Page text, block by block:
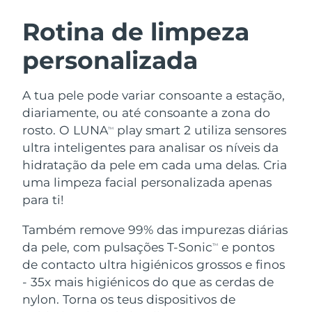
Rotina de limpeza
personalizada
A tua pele pode variar consoante a estação,
diariamente, ou até consoante a zona do
rosto. O LUNATM
play smart 2 utiliza sensores
ultra inteligentes para analisar os níveis da
hidratação da pele em cada uma delas. Cria
uma limpeza facial personalizada apenas
para ti!
Também remove 99% das impurezas diárias
da pele, com pulsações T-SonicTM
e pontos
de contacto ultra higiénicos grossos e finos
- 35x mais higiénicos do que as cerdas de
nylon. Torna os teus dispositivos de
LUNA™ 4 kit
Anti-aging massage
LUNA™ 4 Plus
LUNA™ 4 Men
For men, anti-aging massage
BEAR™ 2 kit
Microcurrent toning
BEAR™ 2 go
BEAR™ 2 eyes & lips
Microcurrent line smoothing device
Hidratação
UFO™ 3 kit
UFO™ 3 LED
Near-infrared and red light therapy
device
Cuidado oral
issa™ 4 plus
Smart hybrid silicone sonic toothbrush
TRATAMENTO ANTIENVELHECIMENTO
FAQ™
Antienvelhecimento Tratamentos LED
NEW
Áustria
Barein Entrega prevista
Bélgica
Bermudas Entrega prevista8/16/26
Bósnia e
Herzegovina
Entrega prevista 8/13/26
Brunei
Bulgária Entrega prevista8/10/26
Canadá Entrega prevista 8/14/26
Chile Entrega prevista